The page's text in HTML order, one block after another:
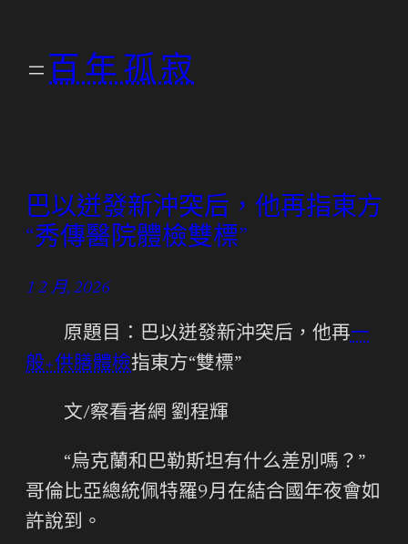
百年孤寂
巴以迸發新沖突后，他再指東方
“秀傳醫院體檢雙標”
1 2 月, 2026
原題目：巴以迸發新沖突后，他再一
般+供膳體檢指東方“雙標”
文/察看者網 劉程輝
“烏克蘭和巴勒斯坦有什么差別嗎？”
哥倫比亞總統佩特羅9月在結合國年夜會如
許說到。